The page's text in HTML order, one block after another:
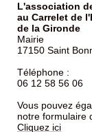
L'association
au Carrelet de
de la Gironde
Mairie
17150 Saint
Téléphone :
06 12 58 56 06
Vous pouvez
notre formulaire
Cliquez ici